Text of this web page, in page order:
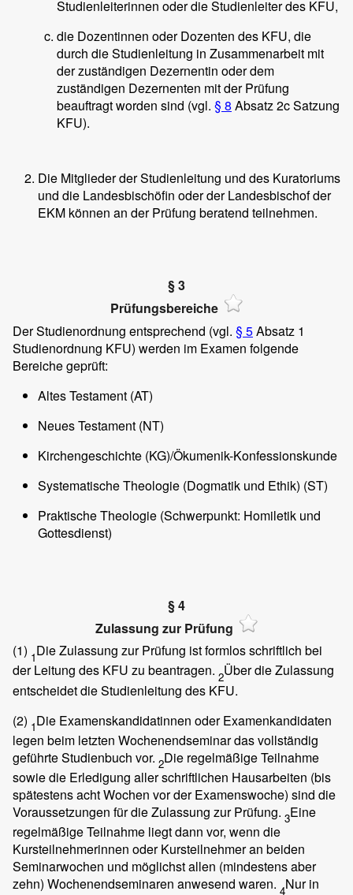
Studienleiterinnen oder die Studienleiter des KFU,
die Dozentinnen oder Dozenten des KFU, die
durch die Studienleitung in Zusammenarbeit mit
der zuständigen Dezernentin oder dem
zuständigen Dezernenten mit der Prüfung
beauftragt worden sind (vgl. § 8 Absatz 2c Satzung
KFU).
Die Mitglieder der Studienleitung und des Kuratoriums
und die Landesbischöfin oder der Landesbischof der
EKM können an der Prüfung beratend teilnehmen.
§ 3
Prüfungsbereiche
Der Studienordnung entsprechend (vgl. § 5Absatz 1
Studienordnung KFU) werden im Examen folgende
Bereiche geprüft:
Altes Testament (AT)
Neues Testament (NT)
Kirchengeschichte (KG)/Ökumenik-Konfessionskunde
Systematische Theologie (Dogmatik und Ethik) (ST)
Praktische Theologie (Schwerpunkt: Homiletik und
Gottesdienst)
§ 4
Zulassung zur Prüfung
(1) 1Die Zulassung zur Prüfung ist formlos schriftlich bei
der Leitung des KFU zu beantragen. 2Über die Zulassung
entscheidet die Studienleitung des KFU.
(2) 1Die Examenskandidatinnen oder Examenkandidaten
legen beim letzten Wochenendseminar das vollständig
geführte Studienbuch vor. 2Die regelmäßige Teilnahme
sowie die Erledigung aller schriftlichen Hausarbeiten (bis
spätestens acht Wochen vor der Examenswoche) sind die
Voraussetzungen für die Zulassung zur Prüfung. 3Eine
regelmäßige Teilnahme liegt dann vor, wenn die
Kursteilnehmerinnen oder Kursteilnehmer an beiden
Seminarwochen und möglichst allen (mindestens aber
zehn) Wochenendseminaren anwesend waren. 4Nur in